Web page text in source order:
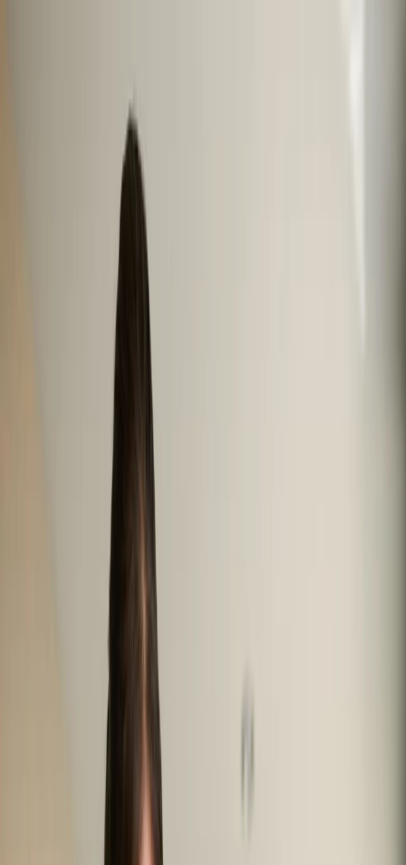
Tata Kelola Perusahaan
Hubungan Investor
Keberlanjutan
Hubungi Kami
Aspek Sosial